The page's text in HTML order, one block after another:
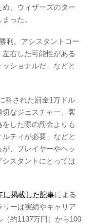
、ウィザーズのター
った。
利。アシスタントコー
右した可能性がある
ショナルだ」などと
科された罰金1万ドル
なジェスチャー、客
した際の罰金よりも
ティが必要」などと
、プレイヤーやヘッ
シスタントにとっては
に掲載した記事による
ーは実績やキャリア
約1137万円）から100